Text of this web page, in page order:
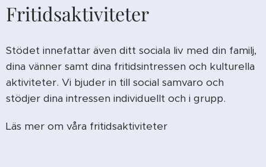
Fritidsaktiviteter
Stödet innefattar även ditt sociala liv med din familj,
dina vänner samt dina fritidsintressen och kulturella
aktiviteter. Vi bjuder in till social samvaro och
stödjer dina intressen individuellt och i grupp.
Läs mer om våra fritidsaktiviteter